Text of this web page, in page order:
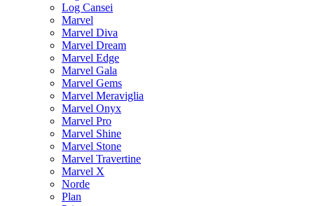
Log Cansei
Marvel
Marvel Diva
Marvel Dream
Marvel Edge
Marvel Gala
Marvel Gems
Marvel Meraviglia
Marvel Onyx
Marvel Pro
Marvel Shine
Marvel Stone
Marvel Travertine
Marvel X
Norde
Plan